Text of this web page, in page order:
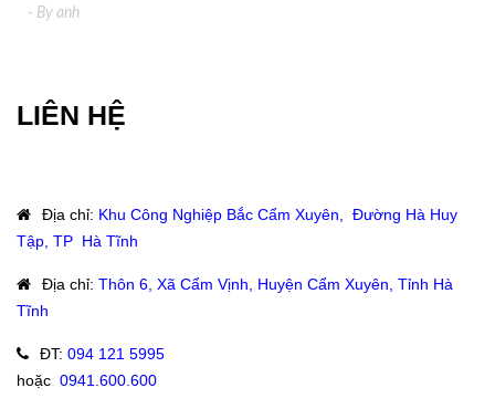
- By anh
LIÊN HỆ
Địa chỉ: Khu Công Nghiệp Bắc Cẩm Xuyên, Đường Hà Huy
Tập, TP Hà Tĩnh
Địa chỉ: Thôn 6, Xã Cẩm Vịnh, Huyện Cẩm Xuyên, Tỉnh Hà
Tĩnh
ĐT: 094 121 5995
hoặc: 0941.600.600